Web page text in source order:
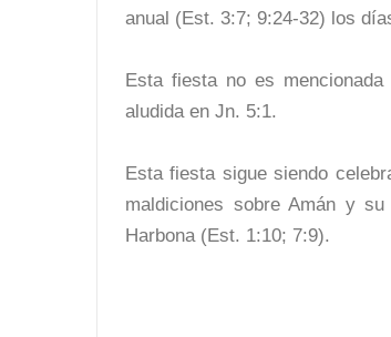
anual (Est. 3:7; 9:24-32) los
Esta fiesta no es
aludida en Jn. 5:1.
Esta fiesta sigue siendo
maldiciones sobre Amán y
Harbona (Est. 1:10; 7:9).